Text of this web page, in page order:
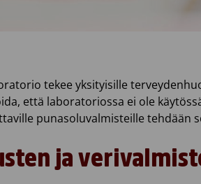
tekee yksityisille
että laboratoriossa ei ole
punasoluvalmisteille tehdään
ja